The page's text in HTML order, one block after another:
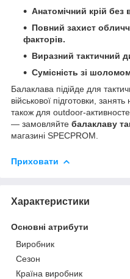
Анатомічний крій без
Повний захист
факторів.
Виразний тактичний
Сумісність зі
Балаклава підійде для
військової підготовки,
також для outdoor-
— замовляйте балаклаву
магазині SPECPROM.
Приховати
Характеристики
Основні атрибути
Виробник
Сезон
Країна виробник